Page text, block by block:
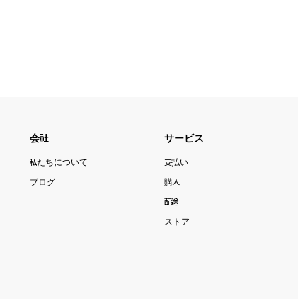
会社
私たちについて
ブログ
サービス
支払い
購入
配送
ストア